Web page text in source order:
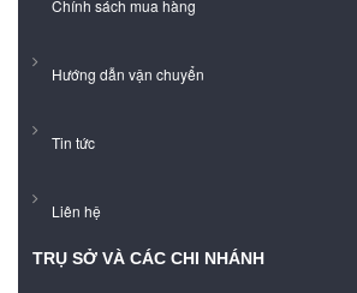
Chính sách mua hàng
Hướng dẫn vận chuyển
Tin tức
Liên hệ
TRỤ SỞ VÀ CÁC CHI NHÁNH